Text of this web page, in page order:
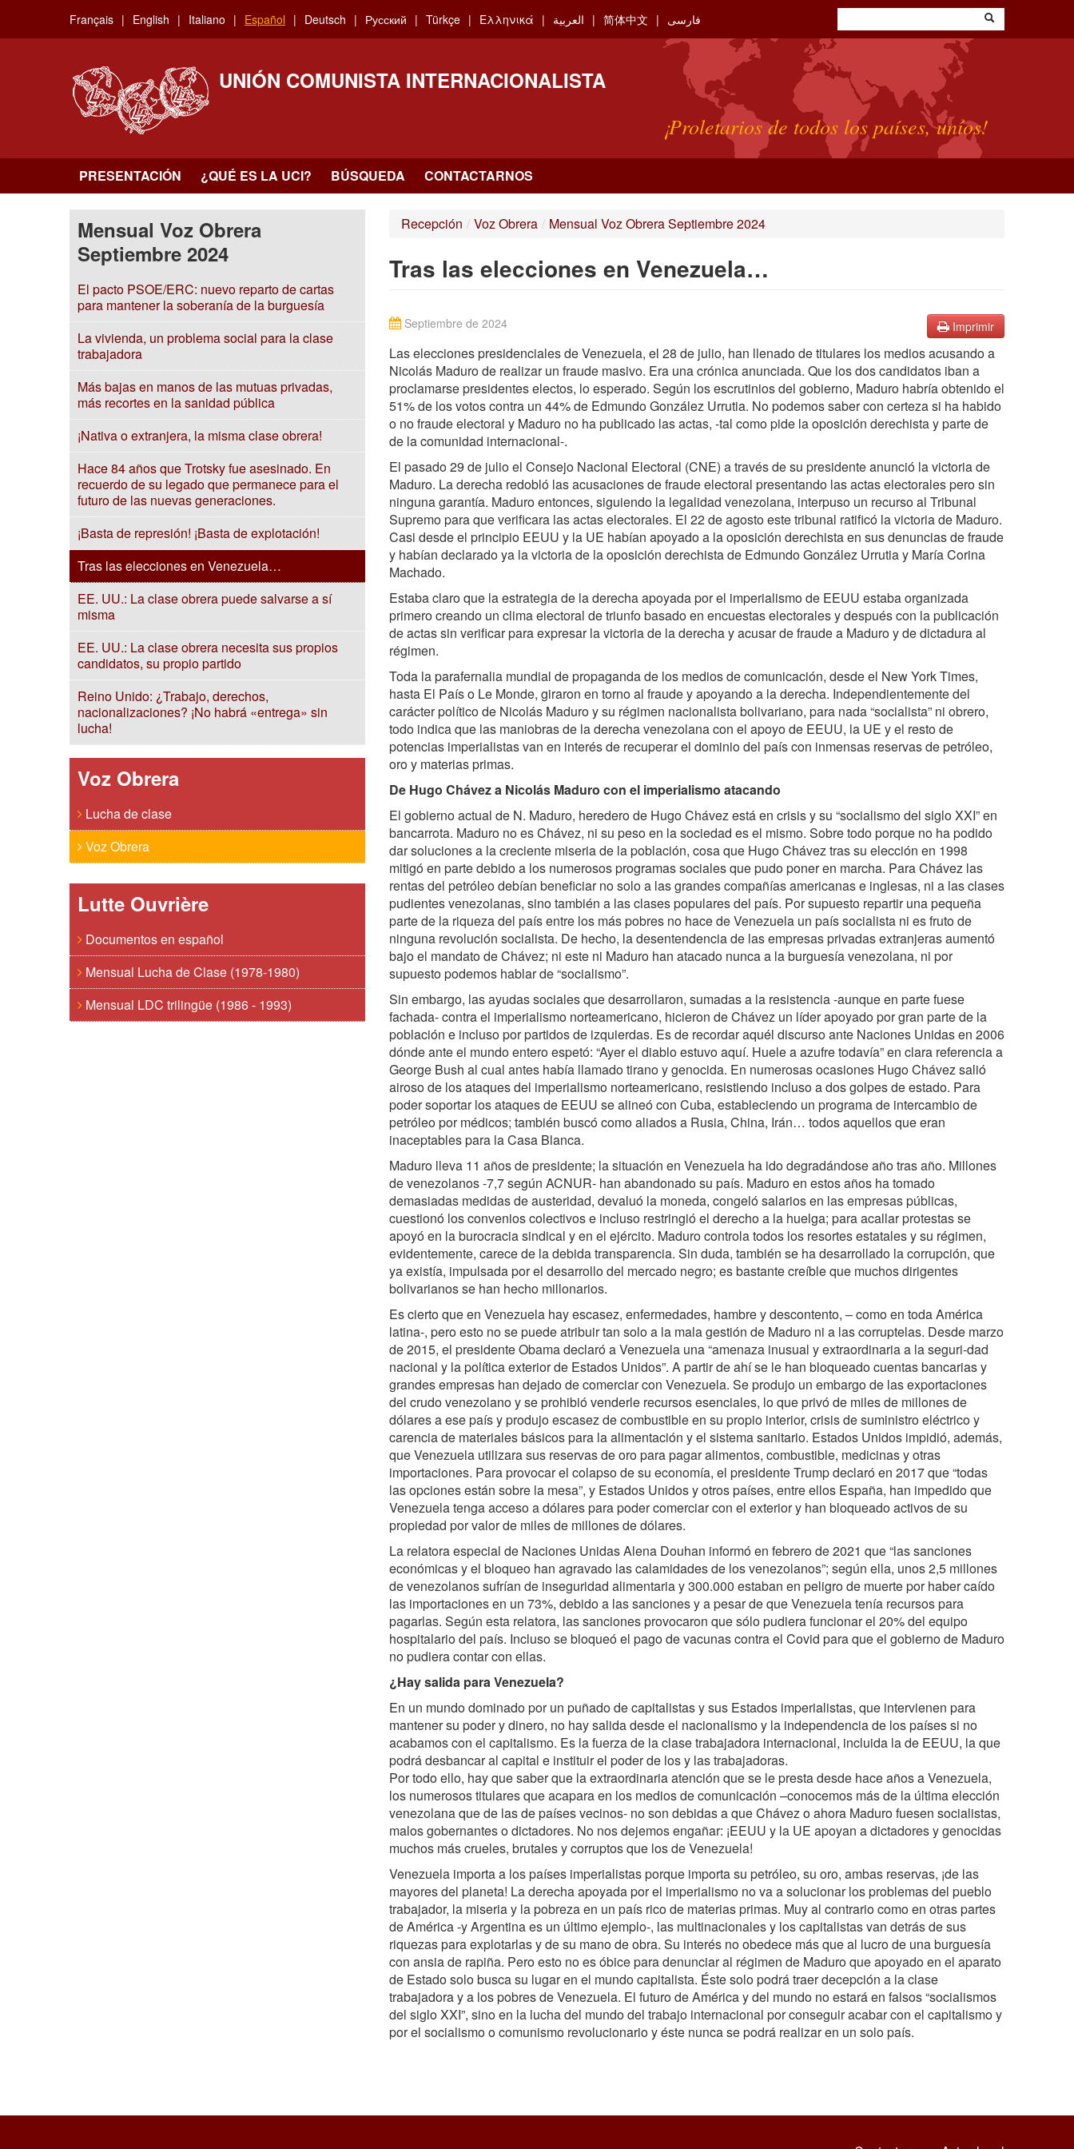
main
Français English Italiano Español Deutsch Русский Türkçe Ελληνικά العربية 简体中文 فارسی
UNIÓN COMUNISTA INTERNACIONALISTA
¡Proletarios de todos los países, uníos!
PRESENTACIÓN ¿QUÉ ES LA UCI? BÚSQUEDA CONTACTARNOS
Mensual Voz Obrera
Septiembre 2024
El pacto PSOE/ERC: nuevo reparto de cartas
para mantener la soberanía de la burguesía
La vivienda, un problema social para la clase
trabajadora
Más bajas en manos de las mutuas privadas,
más recortes en la sanidad pública
¡Nativa o extranjera, la misma clase obrera!
Hace 84 años que Trotsky fue asesinado. En
recuerdo de su legado que permanece para el
futuro de las nuevas generaciones.
¡Basta de represión! ¡Basta de explotación!
Tras las elecciones en Venezuela…
EE. UU.: La clase obrera puede salvarse a sí
misma
EE. UU.: La clase obrera necesita sus propios
candidatos, su propio partido
Reino Unido: ¿Trabajo, derechos,
nacionalizaciones? ¡No habrá «entrega» sin
lucha!
Voz Obrera
Lucha de clase
Voz Obrera
Lutte Ouvrière
Documentos en español
Mensual Lucha de Clase (1978-1980)
Mensual LDC trilingüe (1986 - 1993)
Recepción / Voz Obrera / Mensual Voz Obrera Septiembre 2024
Tras las elecciones en Venezuela…
Imprimir
Septiembre de 2024
Las elecciones presidenciales de Venezuela, el 28 de julio, han llenado de titulares los medios acusando a
Nicolás Maduro de realizar un fraude masivo. Era una crónica anunciada. Que los dos candidatos iban a
proclamarse presidentes electos, lo esperado. Según los escrutinios del gobierno, Maduro habría obtenido el
51% de los votos contra un 44% de Edmundo González Urrutia. No podemos saber con certeza si ha habido
o no fraude electoral y Maduro no ha publicado las actas, -tal como pide la oposición derechista y parte de
de la comunidad internacional-.
El pasado 29 de julio el Consejo Nacional Electoral (CNE) a través de su presidente anunció la victoria de
Maduro. La derecha redobló las acusaciones de fraude electoral presentando las actas electorales pero sin
ninguna garantía. Maduro entonces, siguiendo la legalidad venezolana, interpuso un recurso al Tribunal
Supremo para que verificara las actas electorales. El 22 de agosto este tribunal ratificó la victoria de Maduro.
Casi desde el principio EEUU y la UE habían apoyado a la oposición derechista en sus denuncias de fraude
y habían declarado ya la victoria de la oposición derechista de Edmundo González Urrutia y María Corina
Machado.
Estaba claro que la estrategia de la derecha apoyada por el imperialismo de EEUU estaba organizada
primero creando un clima electoral de triunfo basado en encuestas electorales y después con la publicación
de actas sin verificar para expresar la victoria de la derecha y acusar de fraude a Maduro y de dictadura al
régimen.
Toda la parafernalia mundial de propaganda de los medios de comunicación, desde el New York Times,
hasta El País o Le Monde, giraron en torno al fraude y apoyando a la derecha. Independientemente del
carácter político de Nicolás Maduro y su régimen nacionalista bolivariano, para nada “socialista” ni obrero,
todo indica que las maniobras de la derecha venezolana con el apoyo de EEUU, la UE y el resto de
potencias imperialistas van en interés de recuperar el dominio del país con inmensas reservas de petróleo,
oro y materias primas.
De Hugo Chávez a Nicolás Maduro con el imperialismo atacando
El gobierno actual de N. Maduro, heredero de Hugo Chávez está en crisis y su “socialismo del siglo XXI” en
bancarrota. Maduro no es Chávez, ni su peso en la sociedad es el mismo. Sobre todo porque no ha podido
dar soluciones a la creciente miseria de la población, cosa que Hugo Chávez tras su elección en 1998
mitigó en parte debido a los numerosos programas sociales que pudo poner en marcha. Para Chávez las
rentas del petróleo debían beneficiar no solo a las grandes compañías americanas e inglesas, ni a las clases
pudientes venezolanas, sino también a las clases populares del país. Por supuesto repartir una pequeña
parte de la riqueza del país entre los más pobres no hace de Venezuela un país socialista ni es fruto de
ninguna revolución socialista. De hecho, la desentendencia de las empresas privadas extranjeras aumentó
bajo el mandato de Chávez; ni este ni Maduro han atacado nunca a la burguesía venezolana, ni por
supuesto podemos hablar de “socialismo”.
Sin embargo, las ayudas sociales que desarrollaron, sumadas a la resistencia -aunque en parte fuese
fachada- contra el imperialismo norteamericano, hicieron de Chávez un líder apoyado por gran parte de la
población e incluso por partidos de izquierdas. Es de recordar aquél discurso ante Naciones Unidas en 2006
dónde ante el mundo entero espetó: “Ayer el diablo estuvo aquí. Huele a azufre todavía” en clara referencia a
George Bush al cual antes había llamado tirano y genocida. En numerosas ocasiones Hugo Chávez salió
airoso de los ataques del imperialismo norteamericano, resistiendo incluso a dos golpes de estado. Para
poder soportar los ataques de EEUU se alineó con Cuba, estableciendo un programa de intercambio de
petróleo por médicos; también buscó como aliados a Rusia, China, Irán… todos aquellos que eran
inaceptables para la Casa Blanca.
Maduro lleva 11 años de presidente; la situación en Venezuela ha ido degradándose año tras año. Millones
de venezolanos -7,7 según ACNUR- han abandonado su país. Maduro en estos años ha tomado
demasiadas medidas de austeridad, devaluó la moneda, congeló salarios en las empresas públicas,
cuestionó los convenios colectivos e incluso restringió el derecho a la huelga; para acallar protestas se
apoyó en la burocracia sindical y en el ejército. Maduro controla todos los resortes estatales y su régimen,
evidentemente, carece de la debida transparencia. Sin duda, también se ha desarrollado la corrupción, que
ya existía, impulsada por el desarrollo del mercado negro; es bastante creíble que muchos dirigentes
bolivarianos se han hecho millonarios.
Es cierto que en Venezuela hay escasez, enfermedades, hambre y descontento, – como en toda América
latina-, pero esto no se puede atribuir tan solo a la mala gestión de Maduro ni a las corruptelas. Desde marzo
de 2015, el presidente Obama declaró a Venezuela una “amenaza inusual y extraordinaria a la seguri-dad
nacional y la política exterior de Estados Unidos”. A partir de ahí se le han bloqueado cuentas bancarias y
grandes empresas han dejado de comerciar con Venezuela. Se produjo un embargo de las exportaciones
del crudo venezolano y se prohibió venderle recursos esenciales, lo que privó de miles de millones de
dólares a ese país y produjo escasez de combustible en su propio interior, crisis de suministro eléctrico y
carencia de materiales básicos para la alimentación y el sistema sanitario. Estados Unidos impidió, además,
que Venezuela utilizara sus reservas de oro para pagar alimentos, combustible, medicinas y otras
importaciones. Para provocar el colapso de su economía, el presidente Trump declaró en 2017 que “todas
las opciones están sobre la mesa”, y Estados Unidos y otros países, entre ellos España, han impedido que
Venezuela tenga acceso a dólares para poder comerciar con el exterior y han bloqueado activos de su
propiedad por valor de miles de millones de dólares.
La relatora especial de Naciones Unidas Alena Douhan informó en febrero de 2021 que “las sanciones
económicas y el bloqueo han agravado las calamidades de los venezolanos”; según ella, unos 2,5 millones
de venezolanos sufrían de inseguridad alimentaria y 300.000 estaban en peligro de muerte por haber caído
las importaciones en un 73%, debido a las sanciones y a pesar de que Venezuela tenía recursos para
pagarlas. Según esta relatora, las sanciones provocaron que sólo pudiera funcionar el 20% del equipo
hospitalario del país. Incluso se bloqueó el pago de vacunas contra el Covid para que el gobierno de Maduro
no pudiera contar con ellas.
¿Hay salida para Venezuela?
En un mundo dominado por un puñado de capitalistas y sus Estados imperialistas, que intervienen para
mantener su poder y dinero, no hay salida desde el nacionalismo y la independencia de los países si no
acabamos con el capitalismo. Es la fuerza de la clase trabajadora internacional, incluida la de EEUU, la que
podrá desbancar al capital e instituir el poder de los y las trabajadoras.
Por todo ello, hay que saber que la extraordinaria atención que se le presta desde hace años a Venezuela,
los numerosos titulares que acapara en los medios de comunicación –conocemos más de la última elección
venezolana que de las de países vecinos- no son debidas a que Chávez o ahora Maduro fuesen socialistas,
malos gobernantes o dictadores. No nos dejemos engañar: ¡EEUU y la UE apoyan a dictadores y genocidas
muchos más crueles, brutales y corruptos que los de Venezuela!
Venezuela importa a los países imperialistas porque importa su petróleo, su oro, ambas reservas, ¡de las
mayores del planeta! La derecha apoyada por el imperialismo no va a solucionar los problemas del pueblo
trabajador, la miseria y la pobreza en un país rico de materias primas. Muy al contrario como en otras partes
de América -y Argentina es un último ejemplo-, las multinacionales y los capitalistas van detrás de sus
riquezas para explotarlas y de su mano de obra. Su interés no obedece más que al lucro de una burguesía
con ansia de rapiña. Pero esto no es óbice para denunciar al régimen de Maduro que apoyado en el aparato
de Estado solo busca su lugar en el mundo capitalista. Éste solo podrá traer decepción a la clase
trabajadora y a los pobres de Venezuela. El futuro de América y del mundo no estará en falsos “socialismos
del siglo XXI”, sino en la lucha del mundo del trabajo internacional por conseguir acabar con el capitalismo y
por el socialismo o comunismo revolucionario y éste nunca se podrá realizar en un solo país.